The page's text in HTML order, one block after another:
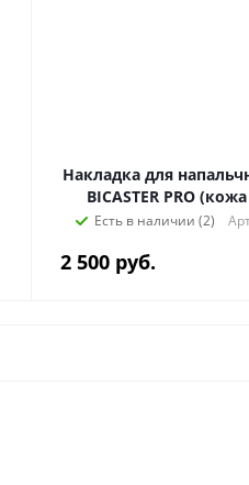
Накладка для
BICASTER PRO
Есть в наличии (2)
2 500 руб.